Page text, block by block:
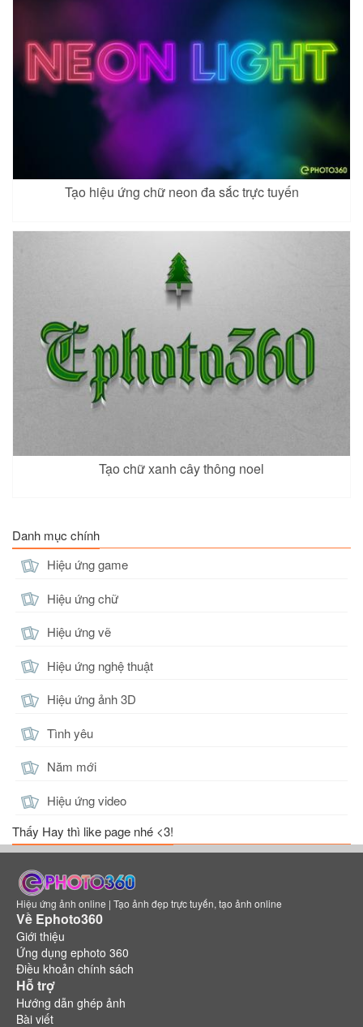
Tạo hiệu ứng chữ neon đa sắc trực tuyến
Tạo chữ xanh cây thông noel
Danh mục chính
Hiệu ứng game
Hiệu ứng chữ
Hiệu ứng vẽ
Hiệu ứng nghệ thuật
Hiệu ứng ảnh 3D
Tình yêu
Năm mới
Hiệu ứng video
Thấy Hay thì like page nhé <3!
Hiệu ứng ảnh online | Tạo ảnh đẹp trực tuyến, tạo ảnh online
Về Ephoto360
Giới thiệu
Ứng dụng ephoto 360
Điều khoản chính sách
Hỗ trợ
Hướng dẫn ghép ảnh
Bài viết